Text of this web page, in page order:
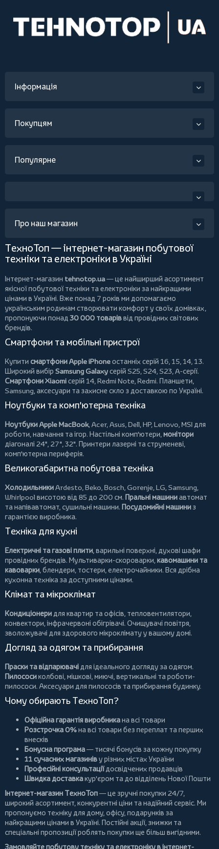
Інформація
Покупцям
Популярне
Про наш магазин
ТехноТоп — інтернет-магазин побутової
техніки та електроніки в Україні
Інтернет-магазин tehnotop.ua— це найширший асортимент
якісної побутової техніки та електроніки за найкращими
цінами в Україні. Вже понад 7 років ми допомагаємо
українським родинам створювати комфорт у своїх домівках,
пропонуючи понад 30 000 товаріввід провідних світових
брендів.
Смартфони та мобільні пристрої
Купити смартфони Apple iPhoneостанніх серій 16, 15, 14, 13.
Широкий вибір Samsung Galaxyсерій S25, S24, S23, A-серії.
Смартфони Xiaomiсерій 14, Redmi Note, Redmi. Планшети,
Samsung, аксесуари тазахисне скло з доставкою по Україні.
Ноутбуки та комп'ютерна техніка
Ноутбуки Apple MacBook,Acer,Asus,Dell,HP,Lenovo,MSI для
роботи, навчання та ігор. Настільні комп'ютери,монітори
діагоналі 24", 27", 32". Принтери лазерні та струменеві,
комп'ютерна периферія.
Великогабаритна побутова техніка
ХолодильникиArdesto,Beko,Bosch,Gorenje,LG,Samsung,
Whirlpool висотою від 85 до 200 см. Пральні машиниавтомат
та напівавтомат,сушильні машини. Посудомийні машиниз
гарантією виробника.
Техніка для кухні
Електричні та газові плити, варильні поверхні, духові шафи
провідних брендів. Мультиварки-скороварки,кавомашини та
кавоварки,блендери, тостери,електрочайники. Вся дрібна
кухонна техніка за доступними цінами.
Клімат та мікроклімат
Кондиціонеридля квартир та офісів, тепловентилятори,
конвектори,інфрачервоні обігрівачі. Очищувачі повітря,
зволожувачі для здорового мікроклімату у вашому домі.
Догляд за одягом та прибирання
Праски та відпарювачідля ідеального догляду за одягом.
Пилососиколбові,мішкові,миючі,вертикальні тароботи-
пилососи. Аксесуари для пилососів та прибирання будинку.
Чому обирають ТехноТоп?
Офіційна гарантія виробникана всі товари
Розстрочка 0%на всі товари без переплат та перших
внесків
Бонусна програма— тисячі бонусів за кожну покупку
11 сучасних магазиніву різних містах України
Професійні консультаціїдосвідчених продавців
Швидка доставкакур'єром та до відділень Нової Пошти
Інтернет-магазин ТехноТоп— це зручні покупки 24/7,
широкий асортимент, конкурентні ціни та надійний сервіс. Ми
пропонуємо техніку для дому, офісу, подарунків за
найкращими цінами в Україні. Постійні акції, знижки та
спеціальні пропозиції роблять покупки ще більш вигідними.
Замовляйте побутову техніку та електроніку в інтернет-